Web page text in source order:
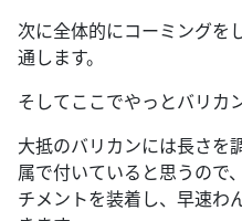
次に全体的にコーミングを
通します。
そしてここでやっとバリカ
大抵のバリカンには長さを
属で付いていると思うので
チメントを装着し、早速わ